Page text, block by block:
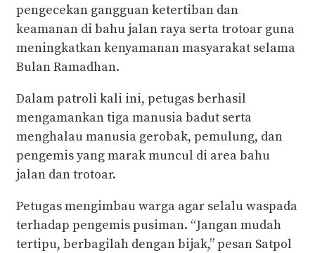
pengecekan gangguan ketertiban dan
keamanan di bahu jalan raya serta trotoar guna
meningkatkan kenyamanan masyarakat selama
Bulan Ramadhan.
Dalam patroli kali ini, petugas berhasil
mengamankan tiga manusia badut serta
menghalau manusia gerobak, pemulung, dan
pengemis yang marak muncul di area bahu
jalan dan trotoar.
Petugas mengimbau warga agar selalu waspada
terhadap pengemis pusiman. “Jangan mudah
tertipu, berbagilah dengan bijak,” pesan Satpol